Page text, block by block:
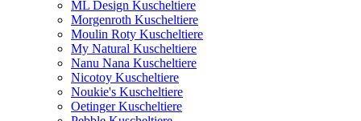
ML Design Kuscheltiere
Morgenroth Kuscheltiere
Moulin Roty Kuscheltiere
My Natural Kuscheltiere
Nanu Nana Kuscheltiere
Nicotoy Kuscheltiere
Noukie's Kuscheltiere
Oetinger Kuscheltiere